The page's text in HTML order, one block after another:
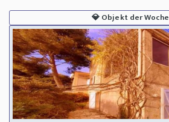
💎Objekt der Woche